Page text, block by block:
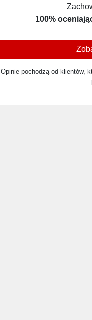
100%
Opinie pochodzą od klientów,